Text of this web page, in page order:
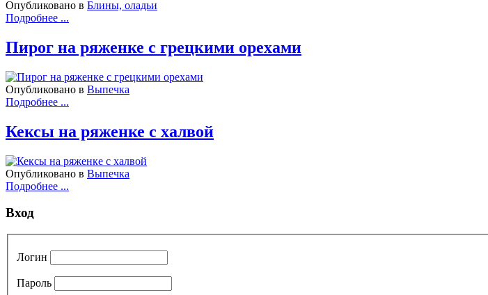
Опубликовано в Блины, оладьи
Подробнее ...
Пирог на ряженке с грецкими орехами
Опубликовано в Выпечка
Подробнее ...
Кексы на ряженке с халвой
Опубликовано в Выпечка
Подробнее ...
Вход
Логин
Пароль